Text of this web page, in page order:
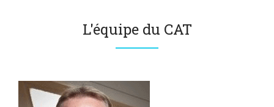
L'équipe du CAT